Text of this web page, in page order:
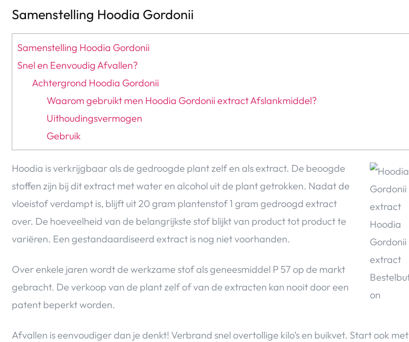
Samenstelling Hoodia Gordonii
Samenstelling Hoodia Gordonii
Snel en Eenvoudig Afvallen?
Achtergrond Hoodia Gordonii
Waarom gebruikt men Hoodia Gordonii extract Afslankmiddel?
Uithoudingsvermogen
Gebruik
Hoodia is verkrijgbaar als de gedroogde plant zelf en als extract. De beoogde
stoffen zijn bij dit extract met water en alcohol uit de plant getrokken. Nadat de
vloeistof verdampt is, blijft uit 20 gram plantenstof 1 gram gedroogd extract
over. De hoeveelheid van de belangrijkste stof blijkt van product tot product te
variëren. Een gestandaardiseerd extract is nog niet voorhanden.
Over enkele jaren wordt de werkzame stof als geneesmiddel P 57 op de markt
gebracht. De verkoop van de plant zelf of van de extracten kan nooit door een
patent beperkt worden.
Afvallen is eenvoudiger dan je denkt! Verbrand snel overtollige kilo’s en buikvet. Start ook met